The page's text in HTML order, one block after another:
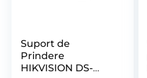
Suport de
Prindere
HIKVISION DS-